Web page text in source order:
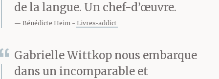
tribunes préparées pour
les notables furent elles
aussi couvertes
d’assistants. Fort de ses
de la langue. Un chef-d’œuvre.
Bénédicte Heim Livres-addict
Gabrielle Wittkop nous embarque
dans un incomparable et